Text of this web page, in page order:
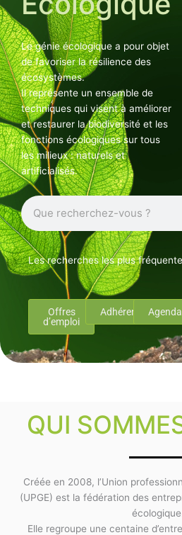
Le génie écologique a pour objet
de favoriser la résilience des
écosystèmes.
Il représente un ensemble de
techniques qui visent à améliorer
et restaurer la biodiversité et les
fonctions écologiques sur tous
les milieux : naturels et
artificialisés.
Rechercher
Les recherches les plus
Offres
d’emploi
Adhérents Agenda
QUI
Créée en 2008, l’Union
(UPGE) est la fédération des
Elle regroupe une centaine